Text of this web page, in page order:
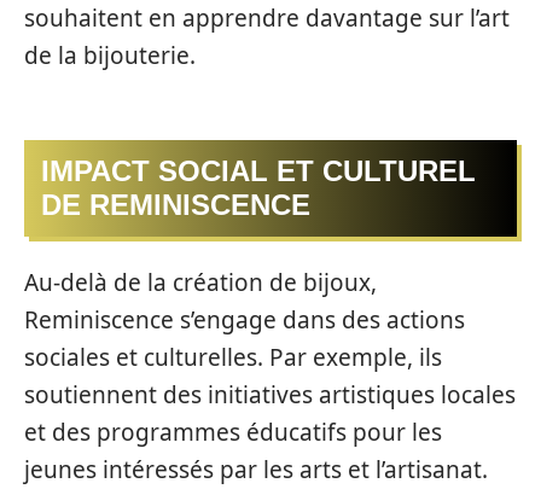
souhaitent en apprendre davantage sur l’art
de la bijouterie.
IMPACT SOCIAL ET CULTUREL
DE REMINISCENCE
Au-delà de la création de bijoux,
Reminiscence s’engage dans des actions
sociales et culturelles. Par exemple, ils
soutiennent des initiatives artistiques locales
et des programmes éducatifs pour les
jeunes intéressés par les arts et l’artisanat.